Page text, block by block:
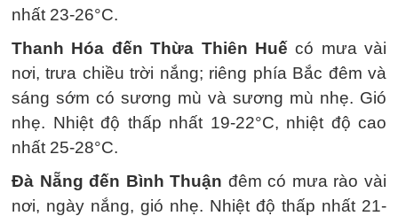
nhất 23-26°C.
Thanh Hóa đến Thừa Thiên Huế có mưa vài
nơi, trưa chiều trời nắng; riêng phía Bắc đêm và
sáng sớm có sương mù và sương mù nhẹ. Gió
nhẹ. Nhiệt độ thấp nhất 19-22°C, nhiệt độ cao
nhất 25-28°C.
Đà Nẵng đến Bình Thuận đêm có mưa rào vài
nơi, ngày nắng, gió nhẹ. Nhiệt độ thấp nhất 21-